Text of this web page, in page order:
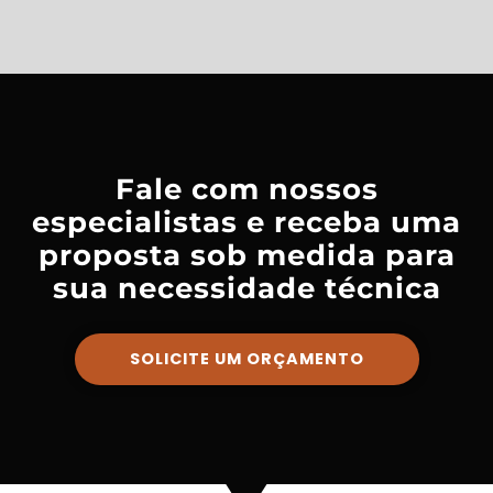
Fale com nossos
especialistas e receba uma
proposta sob medida para
sua necessidade técnica
SOLICITE UM ORÇAMENTO